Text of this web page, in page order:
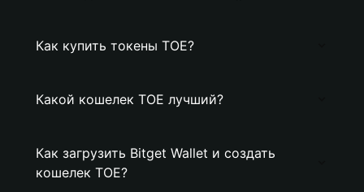
Как купить токены TOE?
Какой кошелек TOE лучший?
Как загрузить Bitget Wallet и создать
кошелек TOE?